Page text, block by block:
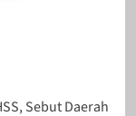
Sebut Daerah